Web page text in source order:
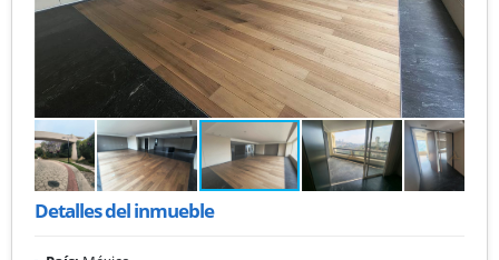
Detalles del inmueble